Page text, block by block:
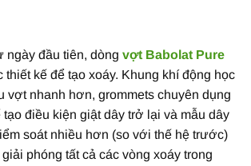
ngày đầu tiên, dòng vợt Babolat Pure
kế để tạo xoáy. Khung khí động học
vợt nhanh hơn, grommets chuyên dụng
tạo điều kiện giật dây trở lại và mẫu dây
soát nhiều hơn (so với thế hệ trước)
phóng tất cả các vòng xoáy trong